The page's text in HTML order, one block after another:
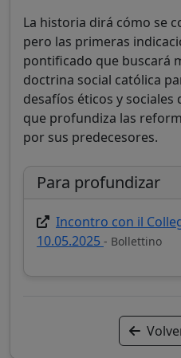
La historia dirá cómo se
pero las primeras
pontificado que buscará
doctrina social católica
desafíos éticos y
que profundiza las
por sus predecesores.
Para profundizar
Incontro con il
10.05.2025 - Bollettino